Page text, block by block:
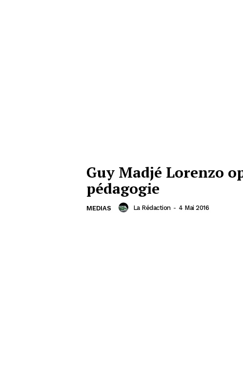
Guy Madjé Lorenzo
pédagogie
MEDIAS La Rédaction - 4 Mai 2016